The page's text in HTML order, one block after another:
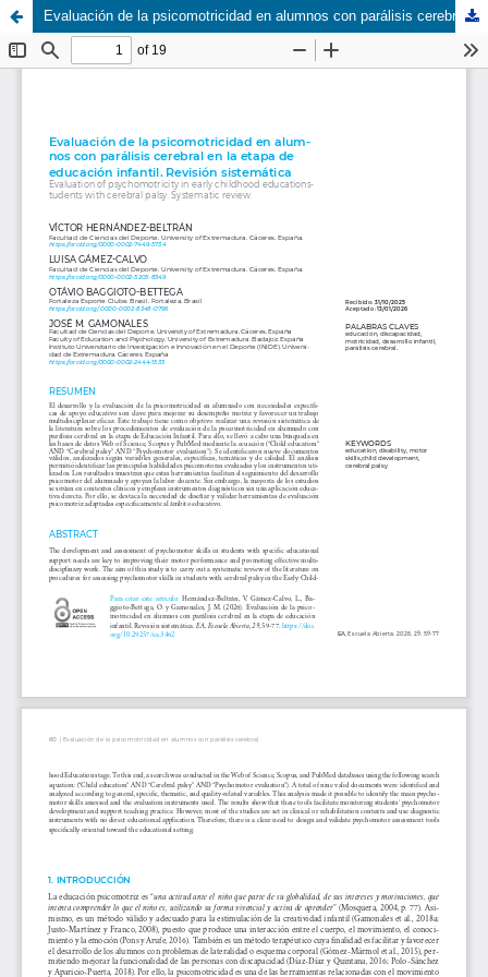
Evaluación de la psicomotricidad en alumnos con parálisis cerebral en la etapa de educación infantil. Revisión sistemática.